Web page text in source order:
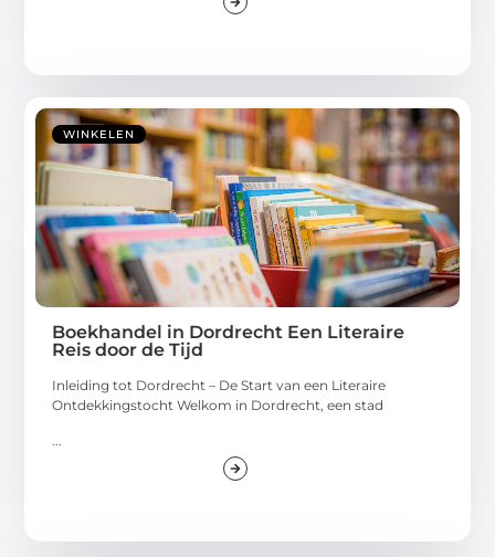
WINKELEN
Boekhandel in Dordrecht Een Literaire
Reis door de Tijd
Inleiding tot Dordrecht – De Start van een Literaire
Ontdekkingstocht Welkom in Dordrecht, een stad
...